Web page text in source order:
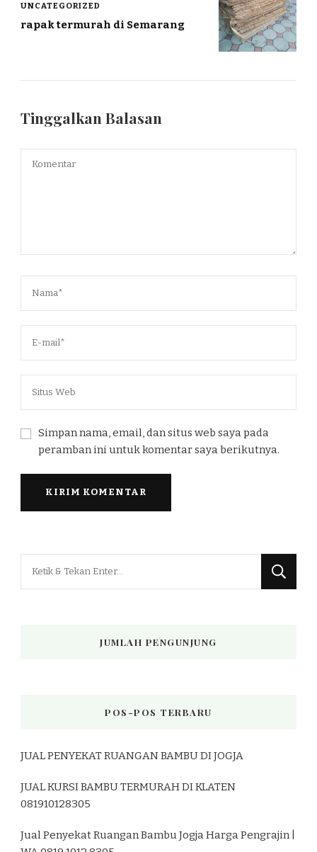
UNCATEGORIZED
rapak termurah di Semarang
Tinggalkan Balasan
Simpan nama, email, dan situs web saya pada
peramban ini untuk komentar saya berikutnya.
Mencari
JUMLAH PENGUNJUNG
POS-POS TERBARU
JUAL PENYEKAT RUANGAN BAMBU DI JOGJA
JUAL KURSI BAMBU TERMURAH DI KLATEN
081910128305
Jual Penyekat Ruangan Bambu Jogja Harga Pengrajin |